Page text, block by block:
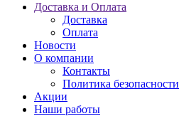
Доставка и Оплата
Доставка
Оплата
Новости
О компании
Контакты
Политика безопасности
Акции
Наши работы